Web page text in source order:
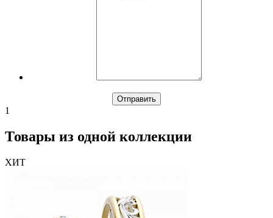
1
Товары из одной коллекции
ХИТ